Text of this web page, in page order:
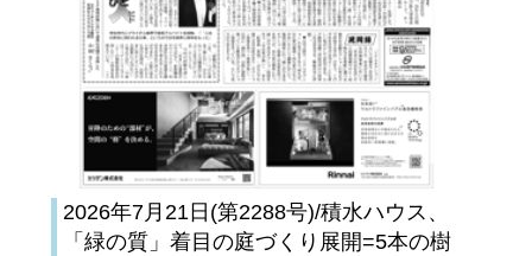
2026年7月21日(第2288号)/積水ハウス、
「緑の質」着目の庭づくり展開=5本の樹